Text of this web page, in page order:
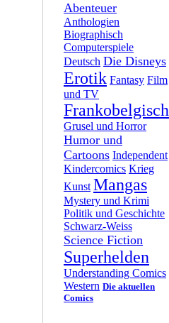
Abenteuer
Anthologien
Biographisch
Computerspiele
Deutsch Die Disneys
Erotik Fantasy Film
und TV
Frankobelgisch
Grusel und Horror
Humor und
Cartoons Independent
Kindercomics Krieg
Kunst Mangas
Mystery und Krimi
Politik und Geschichte
Schwarz-Weiss
Science Fiction
Superhelden
Understanding Comics
Western Die aktuellen
Comics